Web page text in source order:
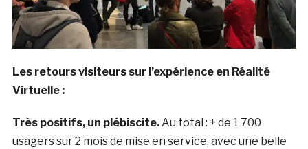
Les retours visiteurs sur l’expérience en Réalité
Virtuelle :
Très positifs, un plébiscite.Au total : + de 1 700
usagers sur 2 mois de mise en service, avec une belle